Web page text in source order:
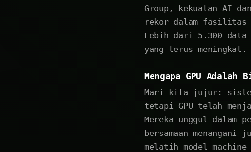
Group, kekuatan AI
rekor dalam fasilitas
Lebih dari 5.300 data
yang terus meningkat.
Mengapa GPU Adalah
Mari kita jujur: sistem
tetapi GPU telah
Mereka unggul dalam
bersamaan
melatih model